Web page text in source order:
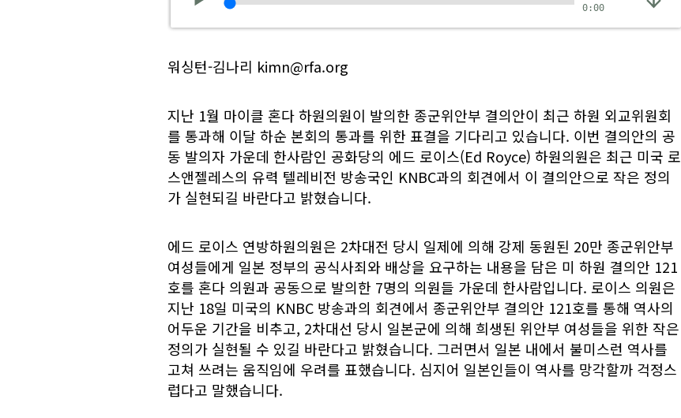
0:00
워싱턴-김나리 kimn@rfa.org
지난 1월 마이클 혼다 하원의원이 발의한 종군위안부 결의안이 최근 하원 외교위원회
를 통과해 이달 하순 본회의 통과를 위한 표결을 기다리고 있습니다. 이번 결의안의 공
동 발의자 가운데 한사람인 공화당의 에드 로이스(Ed Royce) 하원의원은 최근 미국 로
스앤젤레스의 유력 텔레비전 방송국인 KNBC과의 회견에서 이 결의안으로 작은 정의
가 실현되길 바란다고 밝혔습니다.
에드 로이스 연방하원의원은 2차대전 당시 일제에 의해 강제 동원된 20만 종군위안부
여성들에게 일본 정부의 공식사죄와 배상을 요구하는 내용을 담은 미 하원 결의안 121
호를 혼다 의원과 공동으로 발의한 7명의 의원들 가운데 한사람입니다. 로이스 의원은
지난 18일 미국의 KNBC 방송과의 회견에서 종군위안부 결의안 121호를 통해 역사의
어두운 기간을 비추고, 2차대선 당시 일본군에 의해 희생된 위안부 여성들을 위한 작은
정의가 실현될 수 있길 바란다고 밝혔습니다. 그러면서 일본 내에서 불미스런 역사를
고쳐 쓰려는 움직임에 우려를 표했습니다. 심지어 일본인들이 역사를 망각할까 걱정스
럽다고 말했습니다.